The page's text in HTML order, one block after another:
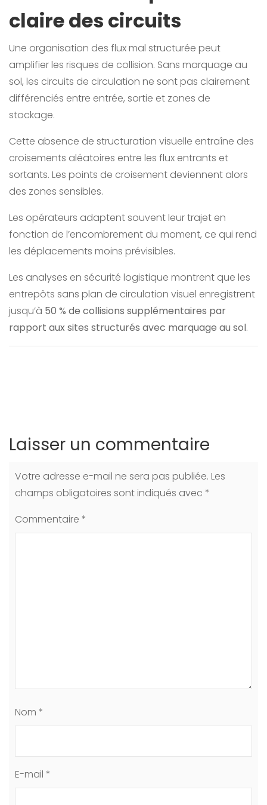
claire des circuits
Une organisation des flux mal structurée peut
amplifier les risques de collision. Sans marquage au
sol, les circuits de circulation ne sont pas clairement
différenciés entre entrée, sortie et zones de
stockage.
Cette absence de structuration visuelle entraîne des
croisements aléatoires entre les flux entrants et
sortants. Les points de croisement deviennent alors
des zones sensibles.
Les opérateurs adaptent souvent leur trajet en
fonction de l’encombrement du moment, ce qui rend
les déplacements moins prévisibles.
Les analyses en sécurité logistique montrent que les
entrepôts sans plan de circulation visuel enregistrent
jusqu’à 50 % de collisions supplémentaires par
rapport aux sites structurés avec marquage au sol.
Laisser un commentaire
Votre adresse e-mail ne sera pas publiée. Les
champs obligatoires sont indiqués avec *
Commentaire *
Nom *
E-mail *